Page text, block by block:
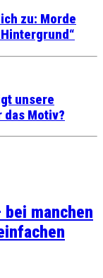
zu: Morde
unsere
das Motiv?
manchen